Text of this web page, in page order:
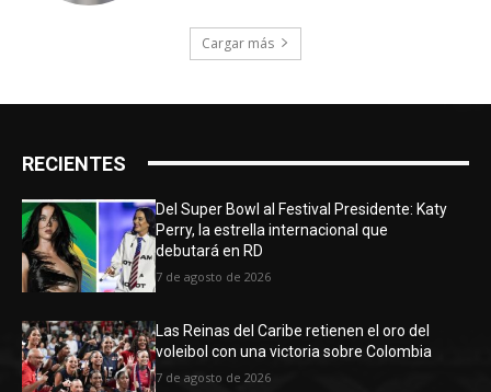
Cargar más
RECIENTES
Del Super Bowl al Festival Presidente: Katy
Perry, la estrella internacional que
debutará en RD
7 de agosto de 2026
Las Reinas del Caribe retienen el oro del
voleibol con una victoria sobre Colombia
7 de agosto de 2026